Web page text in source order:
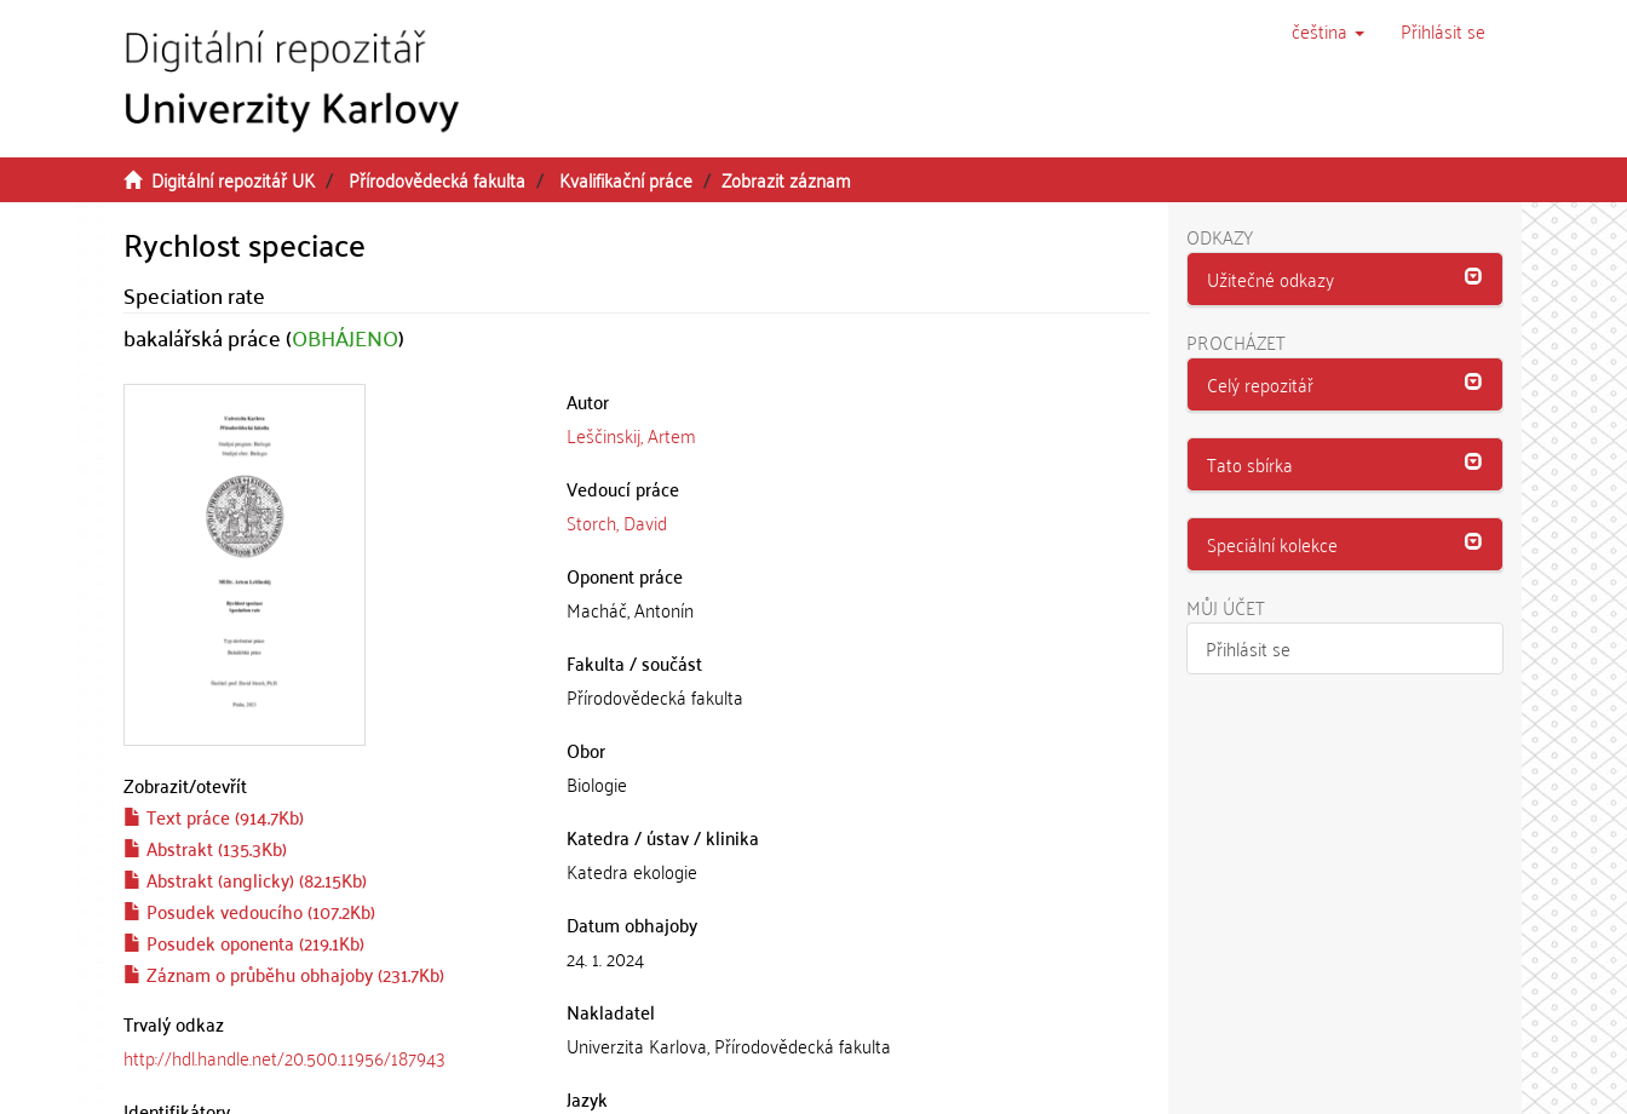
čeština Přihlásit se
Digitální repozitář UK Přírodovědecká fakulta Kvalifikační práce Zobrazit záznam
Rychlost speciace
Speciation rate
bakalářská práce (OBHÁJENO)
Zobrazit/otevřít
Text práce (914.7Kb)
Abstrakt (135.3Kb)
Abstrakt (anglicky) (82.15Kb)
Posudek vedoucího (107.2Kb)
Posudek oponenta (219.1Kb)
Záznam o průběhu obhajoby (231.7Kb)
Trvalý odkaz
http://hdl.handle.net/20.500.11956/187943
Autor
Leščinskij, Artem
Vedoucí práce
Storch, David
Oponent práce
Macháč, Antonín
Fakulta / součást
Přírodovědecká fakulta
Obor
Biologie
Katedra / ústav / klinika
Katedra ekologie
Datum obhajoby
24. 1. 2024
Nakladatel
Univerzita Karlova, Přírodovědecká fakulta
Jazyk
ODKAZY
Užitečné odkazy
PROCHÁZET
Celý repozitář
Tato sbírka
Speciální kolekce
MŮJ ÚČET
Přihlásit se